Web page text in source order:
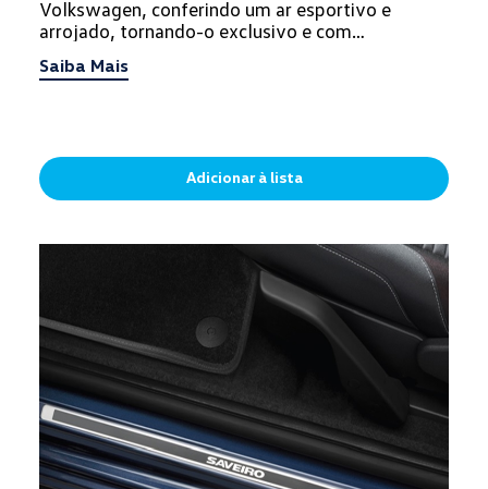
Volkswagen, conferindo um ar esportivo e
arrojado, tornando-o exclusivo e com
Saiba Mais
Adicionar à lista